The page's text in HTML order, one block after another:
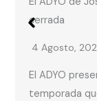
No Hay Comentarios
al
al menos, 7